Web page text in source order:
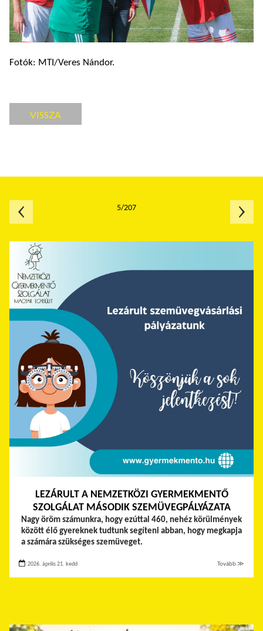
Fotók: MTI/Veres Nándor.
VISSZA
LEZÁRULT A NEMZETKÖZI GYERMEKMENTŐ
SZOLGÁLAT MÁSODIK SZEMÜVEGPÁLYÁZATA
Nagy öröm számunkra, hogy ezúttal 460, nehéz körülmények
között élő gyereknek tudtunk segíteni abban, hogy megkapja
a számára szükséges szemüveget.
2026. április 21. kedd Tovább ≫
5/207